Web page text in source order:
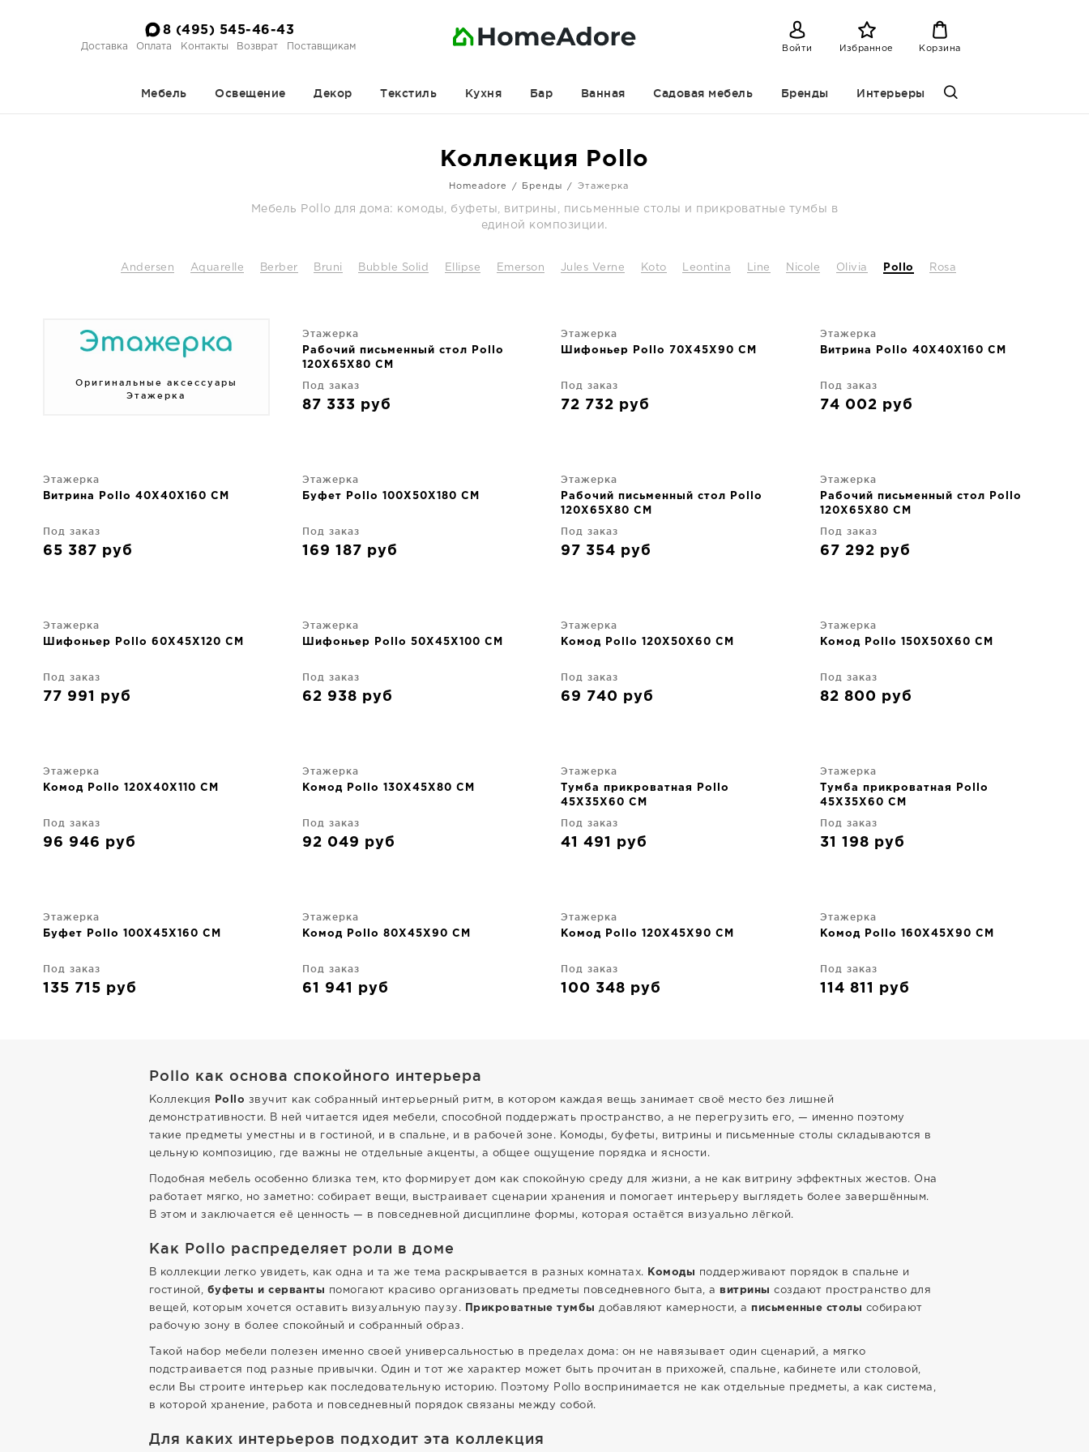
8 (495) 545-46-43
Доставка Оплата Контакты Возврат Поставщикам Войти Избранное Корзина
Мебель Освещение Декор Текстиль Кухня Бар Ванная Садовая мебель Бренды Интерьеры
Коллекция Pollo
Homeadore Бренды Этажерка
Мебель Pollo для дома: комоды, буфеты, витрины, письменные столы и прикроватные тумбы в
единой композиции.
Andersen Aquarelle Berber Bruni Bubble Solid Ellipse Emerson Jules Verne Koto Leontina Line Nicole Olivia Pollo Rosa
Оригинальные аксессуары
Этажерка
Этажерка
Рабочий письменный стол Pollo
120X65X80 CM
Под заказ
87 333 руб
Этажерка
Шифоньер Pollo 70X45X90 CM
Под заказ
72 732 руб
Этажерка
Витрина Pollo 40X40X160 CM
Под заказ
74 002 руб
Этажерка
Витрина Pollo 40X40X160 CM
Под заказ
65 387 руб
Этажерка
Буфет Pollo 100X50X180 CM
Под заказ
169 187 руб
Этажерка
Рабочий письменный стол Pollo
120X65X80 CM
Под заказ
97 354 руб
Этажерка
Рабочий письменный стол Pollo
120X65X80 CM
Под заказ
67 292 руб
Этажерка
Шифоньер Pollo 60X45X120 CM
Под заказ
77 991 руб
Этажерка
Шифоньер Pollo 50X45X100 CM
Под заказ
62 938 руб
Этажерка
Комод Pollo 120X50X60 CM
Под заказ
69 740 руб
Этажерка
Комод Pollo 150X50X60 CM
Под заказ
82 800 руб
Этажерка
Комод Pollo 120X40X110 CM
Под заказ
96 946 руб
Этажерка
Комод Pollo 130X45X80 CM
Под заказ
92 049 руб
Этажерка
Тумба прикроватная Pollo
45X35X60 CM
Под заказ
41 491 руб
Этажерка
Тумба прикроватная Pollo
45X35X60 CM
Под заказ
31 198 руб
Этажерка
Буфет Pollo 100X45X160 CM
Под заказ
135 715 руб
Этажерка
Комод Pollo 80X45X90 CM
Под заказ
61 941 руб
Этажерка
Комод Pollo 120X45X90 CM
Под заказ
100 348 руб
Этажерка
Комод Pollo 160X45X90 CM
Под заказ
114 811 руб
Pollo как основа спокойного интерьера
Коллекция Pollo звучит как собранный интерьерный ритм, в котором каждая вещь занимает своё место без лишней
демонстративности. В ней читается идея мебели, способной поддержать пространство, а не перегрузить его, — именно поэтому
такие предметы уместны и в гостиной, и в спальне, и в рабочей зоне. Комоды, буфеты, витрины и письменные столы складываются в
цельную композицию, где важны не отдельные акценты, а общее ощущение порядка и ясности.
Подобная мебель особенно близка тем, кто формирует дом как спокойную среду для жизни, а не как витрину эффектных жестов. Она
работает мягко, но заметно: собирает вещи, выстраивает сценарии хранения и помогает интерьеру выглядеть более завершённым.
В этом и заключается её ценность — в повседневной дисциплине формы, которая остаётся визуально лёгкой.
Как Pollo распределяет роли в доме
В коллекции легко увидеть, как одна и та же тема раскрывается в разных комнатах. Комоды
поддерживают порядок в спальне и
гостиной, буфеты и серванты помогают красиво организовать предметы повседневного быта, авитрины создают пространство для
вещей, которым хочется оставить визуальную паузу.
Прикроватные тумбы добавляют камерности, аписьменные столы собирают
рабочую зону в более спокойный и собранный образ.
Такой набор мебели полезен именно своей универсальностью в пределах дома: он не навязывает один сценарий, а мягко
подстраивается под разные привычки. Один и тот же характер может быть прочитан в прихожей, спальне, кабинете или столовой,
если Вы строите интерьер как последовательную историю. Поэтому Pollo воспринимается не как отдельные предметы, а как система,
в которой хранение, работа и повседневный порядок связаны между собой.
Для каких интерьеров подходит эта коллекция